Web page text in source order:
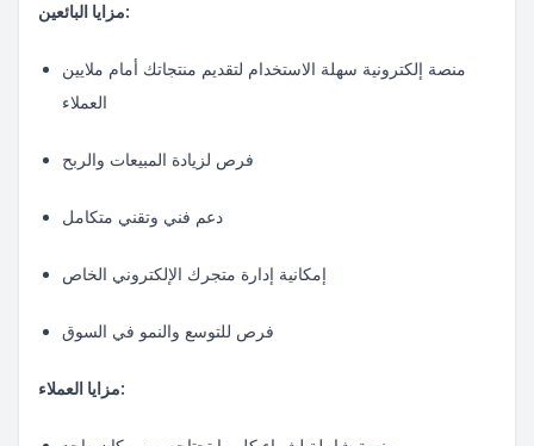
مزايا البائعين:
منصة إلكترونية سهلة الاستخدام لتقديم منتجاتك أمام ملايين
العملاء
فرص لزيادة المبيعات والربح
دعم فني وتقني متكامل
إمكانية إدارة متجرك الإلكتروني الخاص
فرص للتوسع والنمو في السوق
مزايا العملاء: